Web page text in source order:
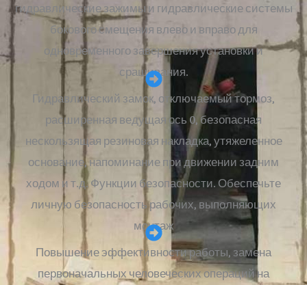
гидравлические зажимы и гидравлические системы
бокового смещения влево и вправо для
одновременного завершения установки и
сращивания.
Гидравлический замок, отключаемый тормоз,
расширенная ведущая ось 0, безопасная
нескользящая резиновая накладка, утяжеленное
основание, напоминание при движении задним
ходом и т.д. Функции безопасности. Обеспечьте
личную безопасность рабочих, выполняющих
монтаж
Повышение эффективности работы, замена
первоначальных человеческих операций на